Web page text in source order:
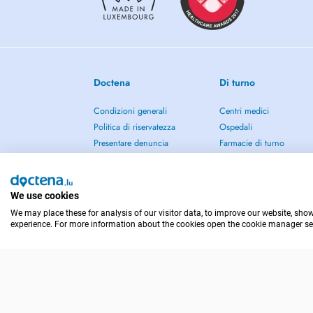
Lors de votre prise en charge, nous réalisons ou
agrémentons si nécessaire par des photographies intra et
Langues pratiquées dans notre centre :
luxembourgeoise - Français - Anglais - Allemand -
Ukrainien - Perse - Italien.
Doctena
Condizioni generali
Politica di riservatezza
Presentare denuncia
Lavora con noi
Di turno
Centri medici
Ospedali
Farmacie di turno
We use cookies
We may place these for analysis of our visitor data, to improve our website,
experience. For more information about the cookies open the cookie manager